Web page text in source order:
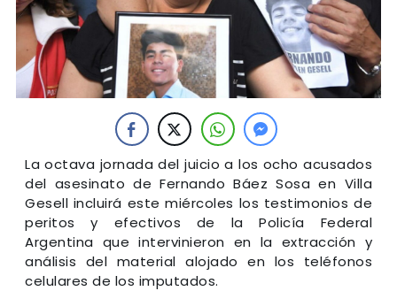
La octava jornada del juicio a los ocho acusados
del asesinato de Fernando Báez Sosa en Villa
Gesell incluirá este miércoles los testimonios de
peritos y efectivos de la Policía Federal
Argentina que intervinieron en la extracción y
análisis del material alojado en los teléfonos
celulares de los imputados.